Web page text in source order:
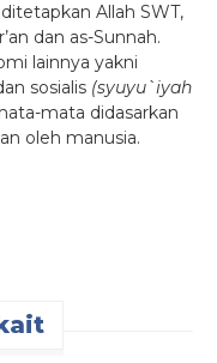
Allah SWT,
dan as-Sunnah.
lainnya yakni
sosialis (syuyu`iyah
mata didasarkan
oleh manusia.